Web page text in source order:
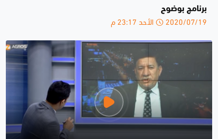
برنامج بوضوح
2020/07/19 الأحد 23:17 م